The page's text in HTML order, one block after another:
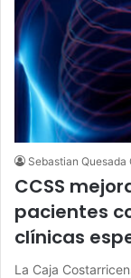
Sebastian Quesada
CCSS
pacientes
clínicas
La Caja